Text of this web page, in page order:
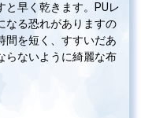
と早く乾きます。PUレ
なる恐れがありますの
間を短く、すすいだあ
らないように綺麗な布